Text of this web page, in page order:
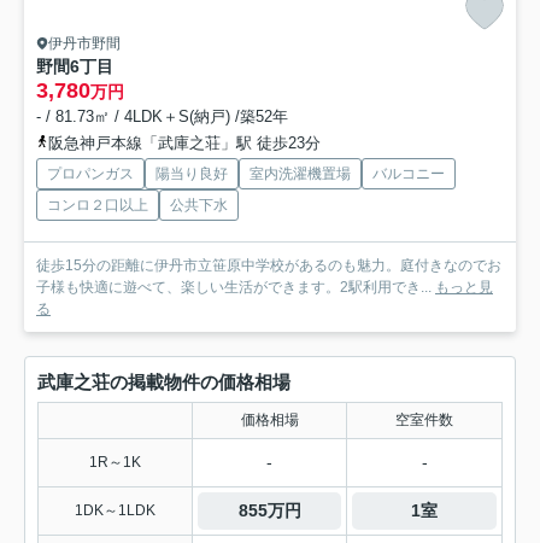
伊丹市野間
野間6丁目
3,780万円
- / 81.73㎡ / 4LDK＋S(納戸) /築52年
阪急神戸本線「武庫之荘」駅 徒歩23分
プロパンガス 陽当り良好 室内洗濯機置場
バルコニー
コンロ２口以上
公共下水
徒歩15分の距離に伊丹市立笹原中学校があるのも魅力。庭付きなのでお
子様も快適に遊べて、楽しい生活ができます。2駅利用でき... もっと見
る
武庫之荘の掲載物件の価格相場
価格相場 空室件数
1R～1K - -
1DK～1LDK 855万円 1室